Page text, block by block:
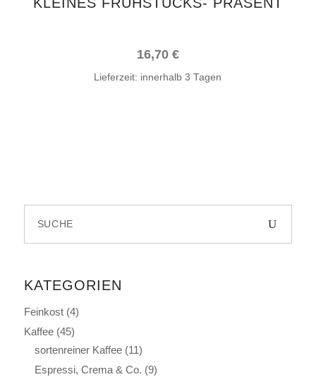
16,70 €
Lieferzeit: innerhalb 3 Tagen
KATEGORIEN
Feinkost (4)
Kaffee (45)
sortenreiner Kaffee (11)
Espressi, Crema & Co. (9)